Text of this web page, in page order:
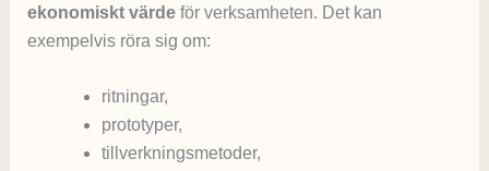
ekonomiskt värdeför verksamheten. Det kan
exempelvis röra sig om:
ritningar,
prototyper,
tillverkningsmetoder,